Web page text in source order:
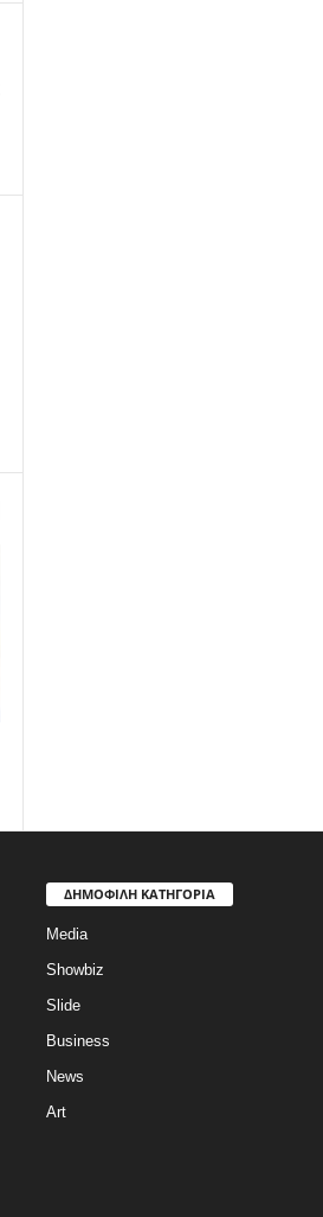
ΔΗΜΟΦΙΛΗ ΚΑΤΗΓΟΡΙΑ
Media
Showbiz
Slide
Business
News
Art